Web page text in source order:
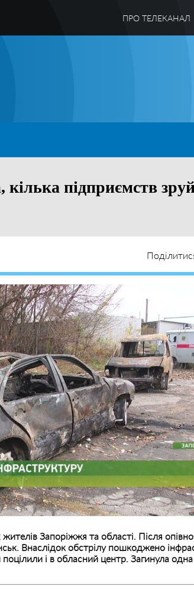
ПРО ТЕЛЕКАНАЛ
підприємств
Запоріжжя та області. Після
Внаслідок обстрілу пошкоджено
поцілили і в обласний центр. Загинула